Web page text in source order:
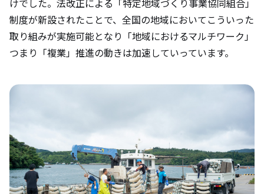
けでした。法改正による「特定地域づくり事業協同組合」
制度が新設されたことで、全国の地域においてこういった
取り組みが実施可能となり「地域におけるマルチワーク」
つまり「複業」推進の動きは加速していっています。